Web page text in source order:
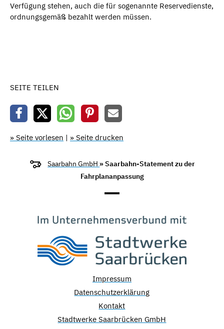
Verfügung stehen, auch die für sogenannte Reservedienste,
ordnungsgemäß bezahlt werden müssen.
SEITE TEILEN
» Seite vorlesen | » Seite drucken
Saarbahn GmbH » Saarbahn-Statement zu der
Fahrplananpassung
Impressum
Datenschutzerklärung
Kontakt
Stadtwerke Saarbrücken GmbH